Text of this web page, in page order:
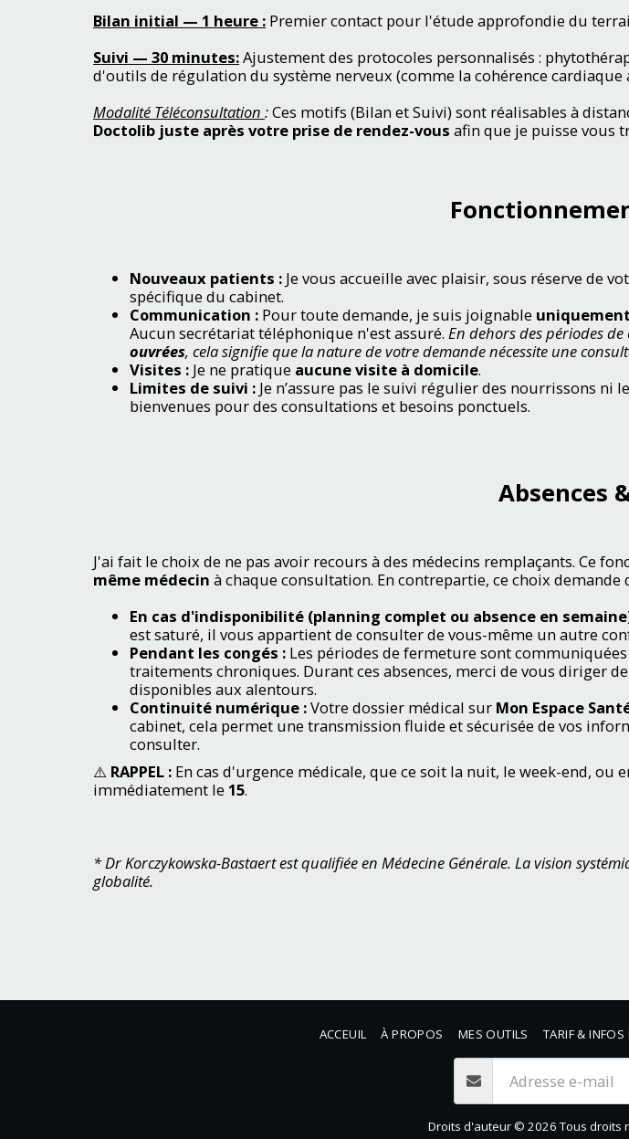
Bilan initial — 1 heure : Premier contact pour l'étude approfondie du
Suivi — 30 minutes:Ajustement des protocoles personnalisés :
d'outils de régulation du système nerveux (comme la cohérence cardiaque
Modalité Téléconsultation :Ces motifs (Bilan et Suivi) sont réalisables à
Doctolib juste après votre prise de rendez-vous afin que je puisse vous
Nouveaux patients : Je vous accueille avec plaisir, sous réserve de
spécifique du cabinet.
Communication : Pour toute demande, je suis joignable uniquement
Aucun secrétariat téléphonique n'est assuré. En dehors des périodes
ouvrées, cela signifie que la nature de votre demande nécessite une
Visites : Je ne pratique aucune visite à domicile.
Limites de suivi : Je n’assure pas le suivi régulier des nourrissons
bienvenues pour des consultations et besoins ponctuels.
Absences
J'ai fait le choix de ne pas avoir recours à des médecins remplaçants. Ce
même médecin à chaque consultation. En contrepartie, ce choix
En cas d'indisponibilité (planning complet ou absence en
est saturé, il vous appartient de consulter de vous-même un autre
Pendant les congés : Les périodes de fermeture sont
traitements chroniques. Durant ces absences, merci de vous diriger
disponibles aux alentours.
Continuité numérique :Votre dossier médical sur Mon Espace
cabinet, cela permet une transmission fluide et sécurisée de vos
consulter.
⚠️ RAPPEL : En cas d'urgence médicale, que ce soit la nuit, le week-end,
immédiatement le 15.
* Dr Korczykowska-Bastaert est qualifiée en Médecine Générale. La vision
globalité.
ACCEUIL À PROPOS MES OUTILS TARIF & INFOS
Droits d'auteur © 2026 Tous droits